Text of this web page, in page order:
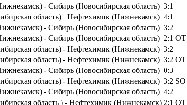
- Сибирь (Новосибирская область) 3:1
область) - Нефтехимик (Нижнекамск) 4:1
- Сибирь (Новосибирская область) 3:2
- Сибирь (Новосибирская область) 2:1 OT
область) - Нефтехимик (Нижнекамск) 3:2
область) - Нефтехимик (Нижнекамск) 3:2 OT
- Сибирь (Новосибирская область) 0:3
область) - Нефтехимик (Нижнекамск) 3:2 SO
- Сибирь (Новосибирская область) 4:2
область ) - Нефтехимик (Нижнекамск) 2:1 OT